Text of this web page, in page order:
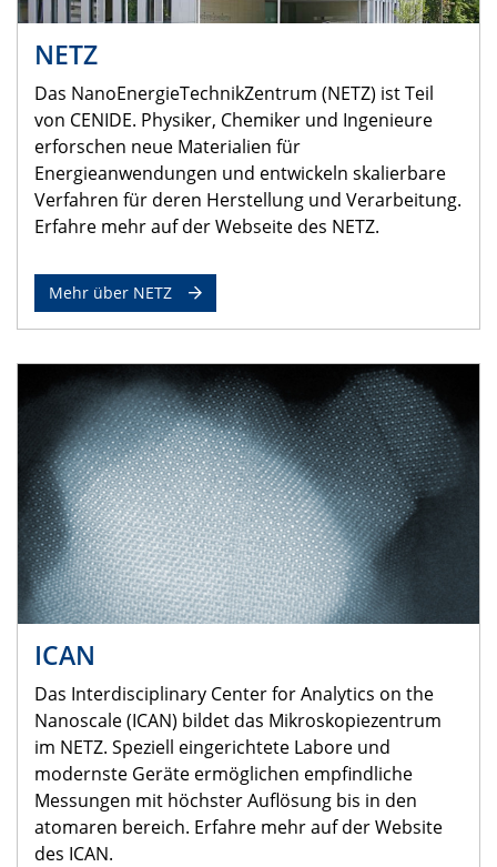
NETZ
Das NanoEnergieTechnikZentrum (NETZ) ist Teil
von CENIDE. Physiker, Chemiker und Ingenieure
erforschen neue Materialien für
Energieanwendungen und entwickeln skalierbare
Verfahren für deren Herstellung und Verarbeitung.
Erfahre mehr auf der Webseite des NETZ.
Mehr über NETZ
ICAN
Das Interdisciplinary Center for Analytics on the
Nanoscale (ICAN) bildet das Mikroskopiezentrum
im NETZ. Speziell eingerichtete Labore und
modernste Geräte ermöglichen empfindliche
Messungen mit höchster Auflösung bis in den
atomaren bereich. Erfahre mehr auf der Website
des ICAN.